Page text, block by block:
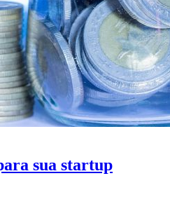
sua startup